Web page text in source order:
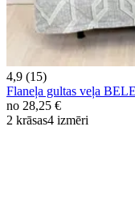
4,9 (15)
Flaneļa gultas veļa
no 28,25 €
2 krāsas4 izmēri